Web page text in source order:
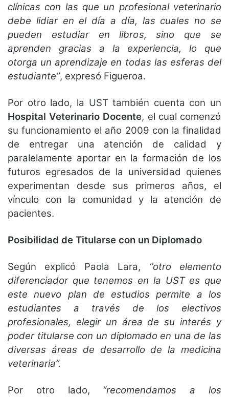
clínicas con las que un profesional veterinario
debe lidiar en el día a día, las cuales no se
pueden estudiar en libros, sino que se
aprenden gracias a la experiencia, lo que
otorga un aprendizaje en todas las esferas del
estudiante”, expresó Figueroa.
Por otro lado, la UST también cuenta con un
Hospital Veterinario Docente, el cual comenzó
su funcionamiento el año 2009 con la finalidad
de entregar una atención de calidad y
paralelamente aportar en la formación de los
futuros egresados de la universidad quienes
experimentan desde sus primeros años, el
vínculo con la comunidad y la atención de
pacientes.
Posibilidad de Titularse con un Diplomado
Según explicó Paola Lara, “otro elemento
diferenciador que tenemos en la UST es que
este nuevo plan de estudios permite a los
estudiantes a través de los electivos
profesionales, elegir un área de su interés y
poder titularse con un diplomado en una de las
diversas áreas de desarrollo de la medicina
veterinaria”.
Por otro lado, “recomendamos a los